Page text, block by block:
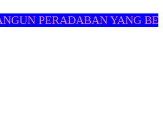
PERADABAN YANG